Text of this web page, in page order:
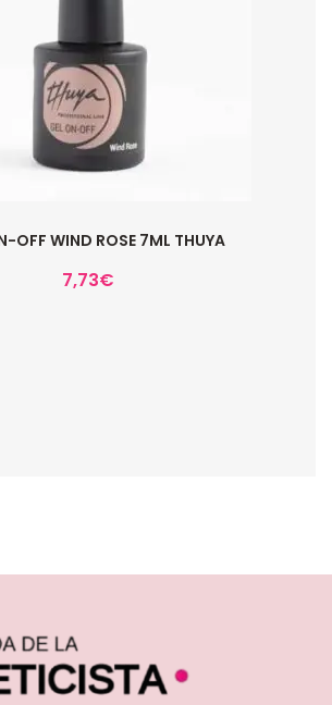
OFF WIND ROSE 7ML THUYA
7,73€